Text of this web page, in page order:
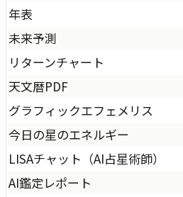
年表
未来予測
リターンチャート
天文暦PDF
グラフィックエフェメリス
今日の星のエネルギー
LISAチャット（AI占星術師）
AI鑑定レポート